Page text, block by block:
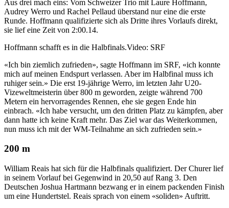
Aus drei mach eins: Vom Schweizer Trio mit Laure Hoffmann,
Audrey Werro und Rachel Pellaud überstand nur eine die erste
Runde. Hoffmann qualifizierte sich als Dritte ihres Vorlaufs direkt,
sie lief eine Zeit von 2:00.14.
Hoffmann schafft es in die Halbfinals.Video: SRF
«Ich bin ziemlich zufrieden», sagte Hoffmann im SRF, «ich konnte
mich auf meinen Endspurt verlassen. Aber im Halbfinal muss ich
ruhiger sein.» Die erst 19-jährige Werro, im letzten Jahr U20-
Vizeweltmeisterin über 800 m geworden, zeigte während 700
Metern ein hervorragendes Rennen, ehe sie gegen Ende hin
einbrach. «Ich habe versucht, um den dritten Platz zu kämpfen, aber
dann hatte ich keine Kraft mehr. Das Ziel war das Weiterkommen,
nun muss ich mit der WM-Teilnahme an sich zufrieden sein.»
200 m
William Reais hat sich für die Halbfinals qualifiziert. Der Churer lief
in seinem Vorlauf bei Gegenwind in 20,50 auf Rang 3. Den
Deutschen Joshua Hartmann bezwang er in einem packenden Finish
um eine Hundertstel. Reais sprach von einem «soliden» Auftritt.